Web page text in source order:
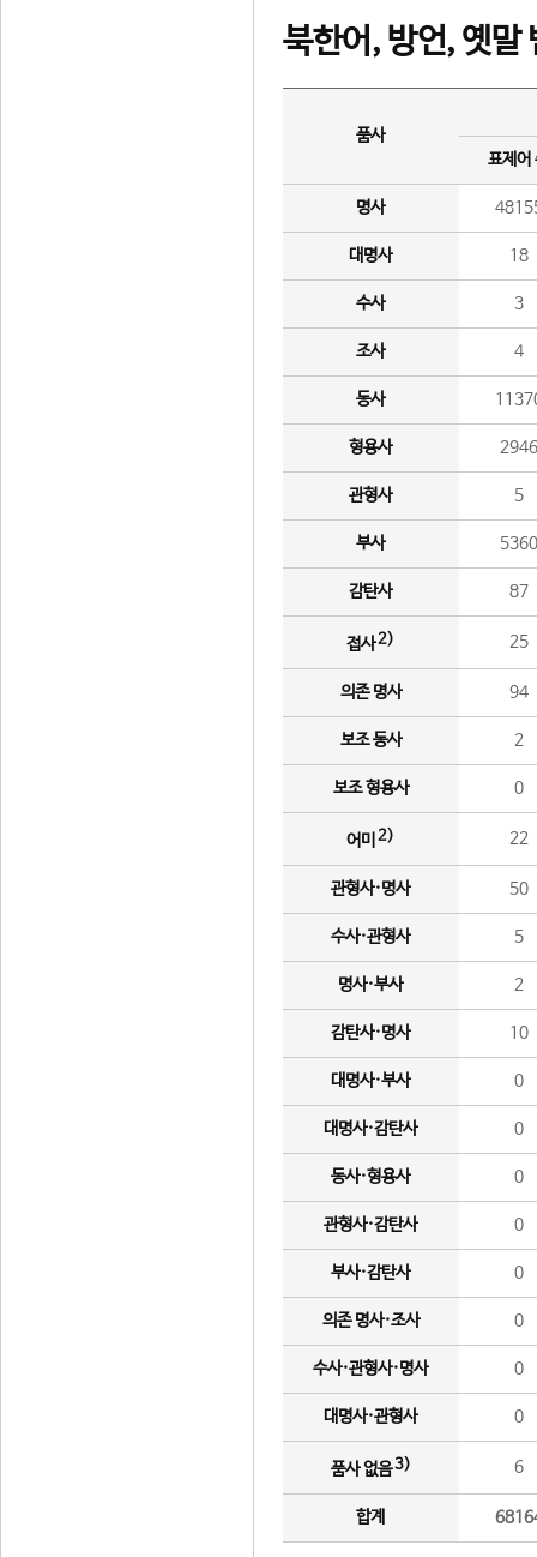
북한어, 방언, 옛말
품사
표제어
명사
대명사 18
수사 3
조사 4
동사
형용사 2946
관형사 5
부사 5360
감탄사 87
접사2) 25
의존 명사 94
보조 동사 2
보조 형용사 0
어미 2) 22
관형사·명사 50
수사·관형사 5
명사·부사 2
감탄사·명사 10
대명사·부사 0
대명사·감탄사 0
동사·형용사 0
관형사·감탄사 0
부사·감탄사 0
의존 명사·조사 0
수사·관형사·명사 0
대명사·관형사 0
품사 없음3) 6
합계